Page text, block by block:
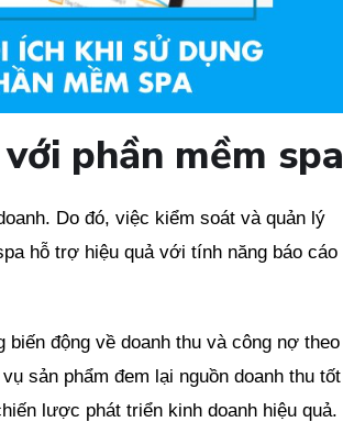
với phần mềm spa
Do đó, việc kiểm soát và quản lý
hỗ trợ hiệu quả với tính năng báo cáo
động về doanh thu và công nợ theo
sản phẩm đem lại nguồn doanh thu tốt
lược phát triển kinh doanh hiệu quả.